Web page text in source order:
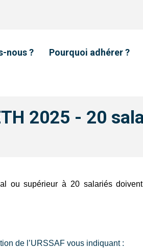
nous ? Pourquoi adhérer ?
2025 - 20
ou supérieur à 20 salariés
de l’URSSAF vous indiquant :